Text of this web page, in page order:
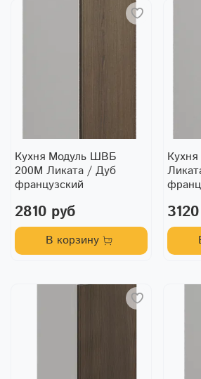
Кухня Модуль ШВБ
200М Ликата / Дуб
французский
2810 руб
В корзину